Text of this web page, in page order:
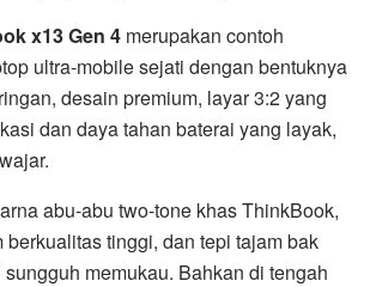
x13 Gen 4 merupakan contoh
ultra-mobile sejati dengan bentuknya
desain premium, layar 3:2 yang
dan daya tahan baterai yang layak,
abu-abu two-tone khas ThinkBook,
berkualitas tinggi, dan tepi tajam bak
memukau. Bahkan di tengah